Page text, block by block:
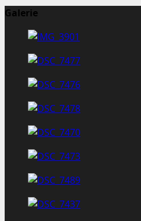
Galerie